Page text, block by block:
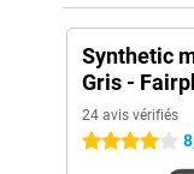
Synthetic
Gris -
24 avis vérifiés
4 étoiles